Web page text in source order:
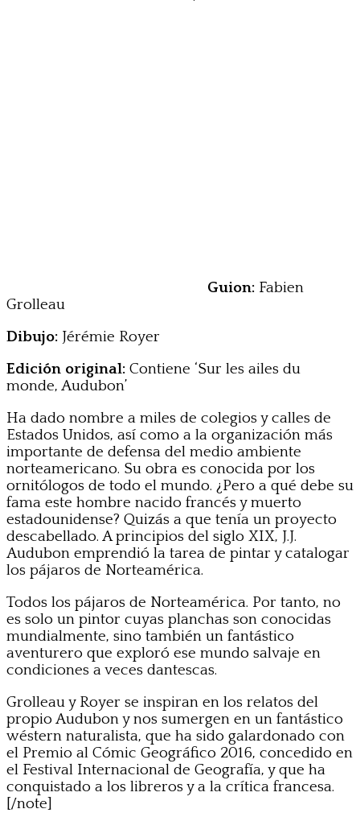
Guion: Fabien
Grolleau
Dibujo: Jérémie Royer
Edición original: Contiene ‘Sur les ailes du
monde, Audubon’
Ha dado nombre a miles de colegios y calles de
Estados Unidos, así como a la organización más
importante de defensa del medio ambiente
norteamericano. Su obra es conocida por los
ornitólogos de todo el mundo. ¿Pero a qué debe su
fama este hombre nacido francés y muerto
estadounidense? Quizás a que tenía un proyecto
descabellado. A principios del siglo XIX, J.J.
Audubon emprendió la tarea de pintar y catalogar
los pájaros de Norteamérica.
Todos los pájaros de Norteamérica. Por tanto, no
es solo un pintor cuyas planchas son conocidas
mundialmente, sino también un fantástico
aventurero que exploró ese mundo salvaje en
condiciones a veces dantescas.
Grolleau y Royer se inspiran en los relatos del
propio Audubon y nos sumergen en un fantástico
wéstern naturalista, que ha sido galardonado con
el Premio al Cómic Geográfico 2016, concedido en
el Festival Internacional de Geografía, y que ha
conquistado a los libreros y a la crítica francesa.
[/note]